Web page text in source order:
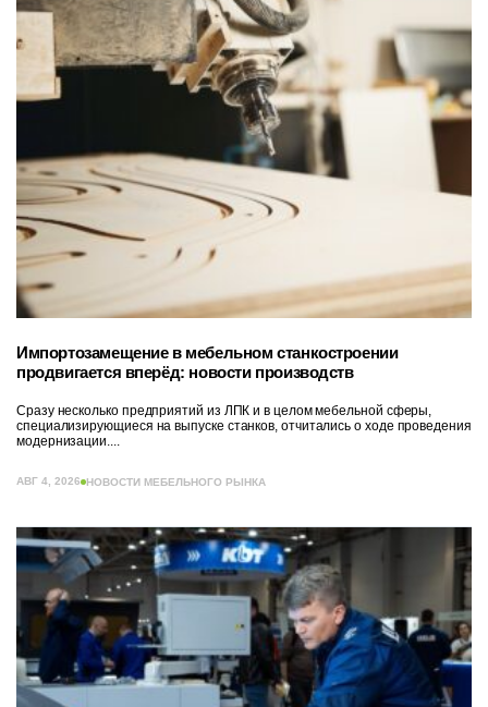
Импортозамещение в мебельном станкостроении
продвигается вперёд: новости производств
Сразу несколько предприятий из ЛПК и в целом мебельной сферы,
специализирующиеся на выпуске станков, отчитались о ходе проведения
модернизации....
АВГ 4, 2026 НОВОСТИ МЕБЕЛЬНОГО РЫНКА